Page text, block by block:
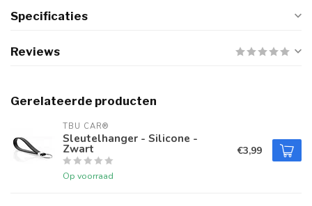
Specificaties
Reviews
Gerelateerde producten
TBU CAR®
Sleutelhanger - Silicone -
Zwart
Op voorraad
€3,99